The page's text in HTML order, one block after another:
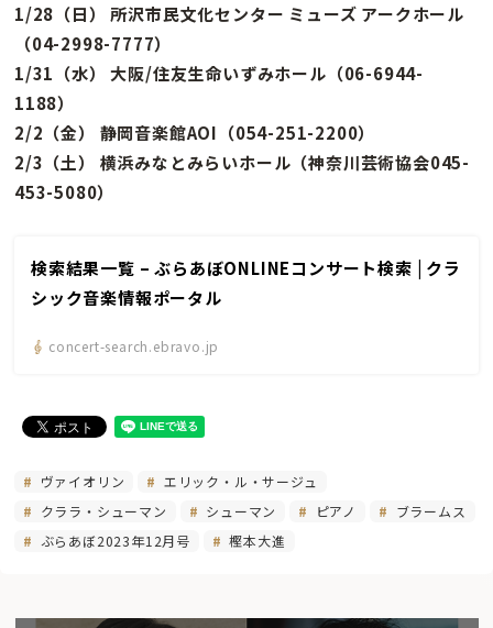
1/28（日） 所沢市民文化センター ミューズ アークホール
（04-2998-7777）
1/31（水） 大阪/住友生命いずみホール（06-6944-
1188）
2/2（金） 静岡音楽館AOI（054-251-2200）
2/3（土） 横浜みなとみらいホール（神奈川芸術協会045-
453-5080）
検索結果一覧 – ぶらあぼONLINEコンサート検索 | クラ
シック音楽情報ポータル
concert-search.ebravo.jp
ヴァイオリン
エリック・ル・サージュ
クララ・シューマン
シューマン ピアノ
ブラームス
ぶらあぼ2023年12月号
樫本大進